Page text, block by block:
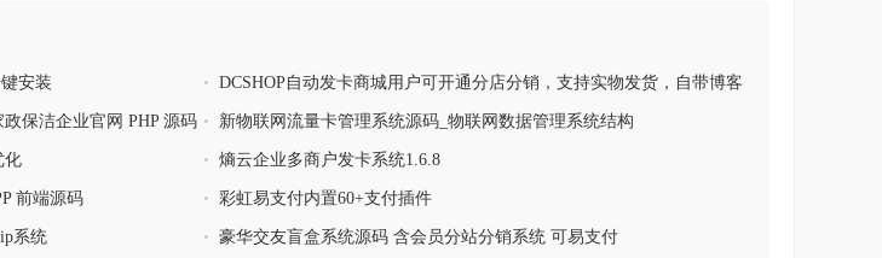
安装 • DCSHOP自动发卡商城用户可开通分店分销，支持实物发货，自带博客
功能
保洁企业官网 PHP 源码 • 新物联网流量卡管理系统源码_物联网数据管理系统结构
化 • 熵云企业多商户发卡系统1.6.8
前端源码 • 彩虹易支付内置60+支付插件
系统 • 豪华交友盲盒系统源码 含会员分站分销系统 可易支付